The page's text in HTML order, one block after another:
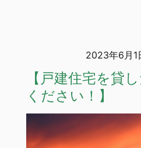
2023年6月1
【戸建住宅を貸
ください！】